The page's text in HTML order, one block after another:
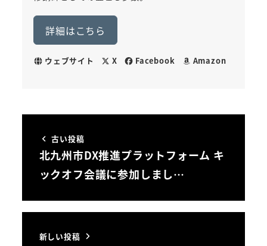
詳細はこちら
ウェブサイト X Facebook Amazon
古い投稿
北九州市DX推進プラットフォーム キ
ックオフ会議に参加しまし…
新しい投稿